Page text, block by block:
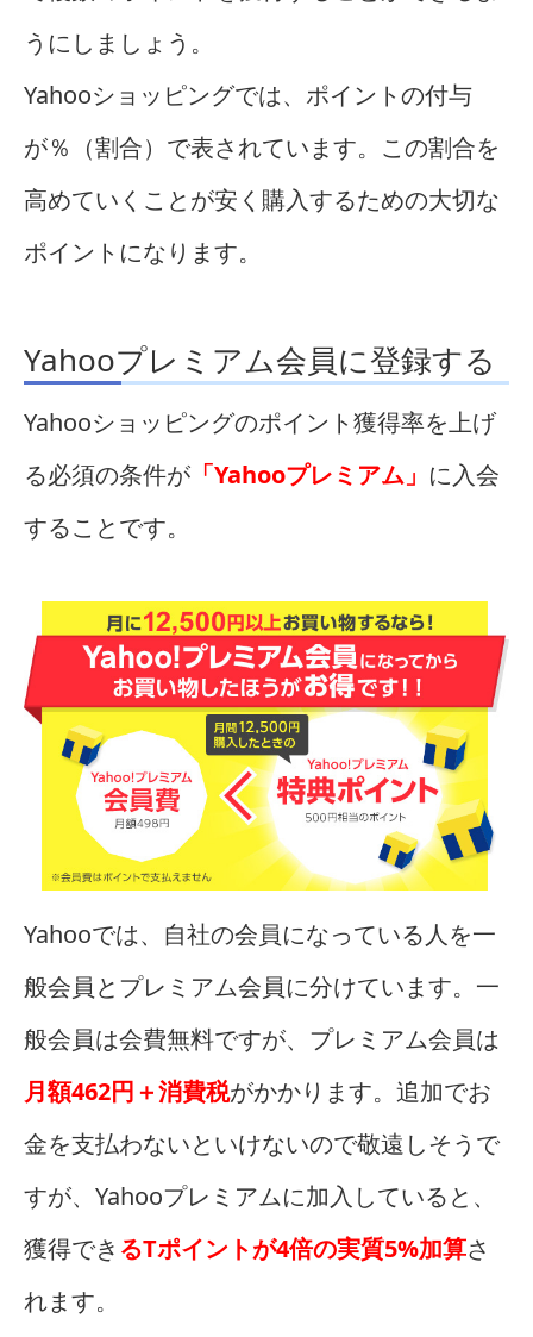
うにしましょう。
Yahooショッピングでは、ポイントの付与
が％（割合）で表されています。この割合を
高めていくことが安く購入するための大切な
ポイントになります。
Yahooプレミアム会員に登録する
Yahooショッピングのポイント獲得率を上げ
る必須の条件が 「Yahooプレミアム」 に入会
することです。
Yahooでは、自社の会員になっている人を一
般会員とプレミアム会員に分けています。一
般会員は会費無料ですが、プレミアム会員は
月額462円＋消費税がかかります。追加でお
金を支払わないといけないので敬遠しそうで
すが、Yahooプレミアムに加入していると、
獲得でき るTポイントが4倍の実質5%加算さ
れます。